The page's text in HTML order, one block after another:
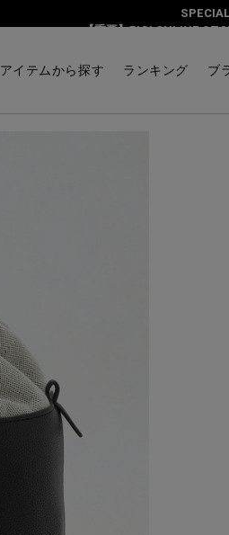
【重要】BIGI ONLINE
アイテムから探す ランキング ブ